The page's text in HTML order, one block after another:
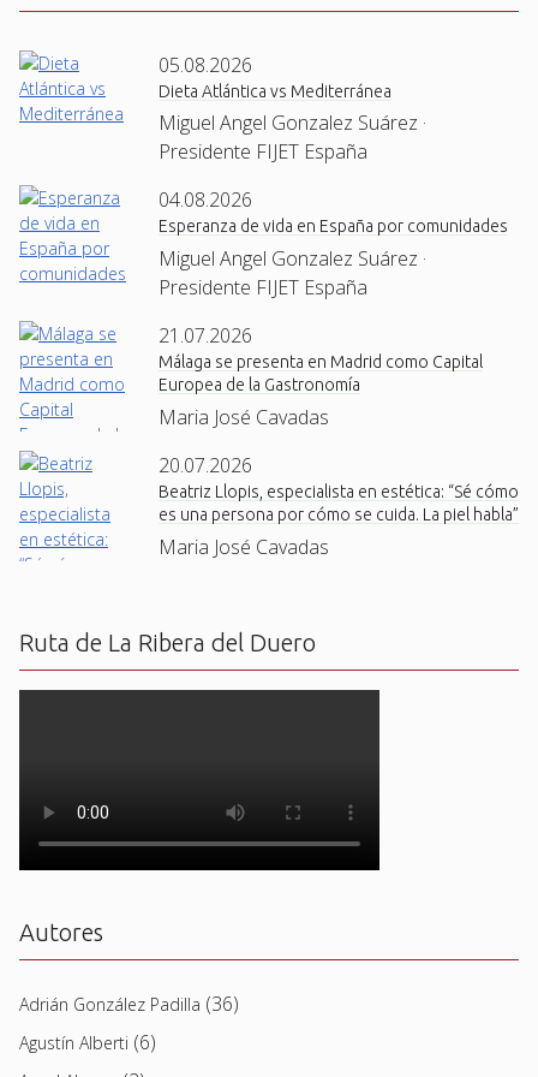
05.08.2026
Dieta Atlántica vs Mediterránea
Miguel Angel Gonzalez Suárez ·
Presidente FIJET España
04.08.2026
Esperanza de vida en España por comunidades
Miguel Angel Gonzalez Suárez ·
Presidente FIJET España
21.07.2026
Málaga se presenta en Madrid como Capital
Europea de la Gastronomía
Maria José Cavadas
20.07.2026
Beatriz Llopis, especialista en estética: “Sé cómo
es una persona por cómo se cuida. La piel habla”
Maria José Cavadas
Ruta de La Ribera del Duero
Autores
Adrián González Padilla (36)
Agustín Alberti (6)